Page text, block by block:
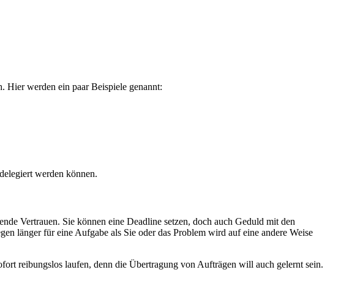
Hier werden ein paar Beispiele genannt:
werden können.
Vertrauen. Sie können eine Deadline setzen, doch auch Geduld mit den
länger für eine Aufgabe als Sie oder das Problem wird auf eine andere Weise
reibungslos laufen, denn die Übertragung von Aufträgen will auch gelernt sein.